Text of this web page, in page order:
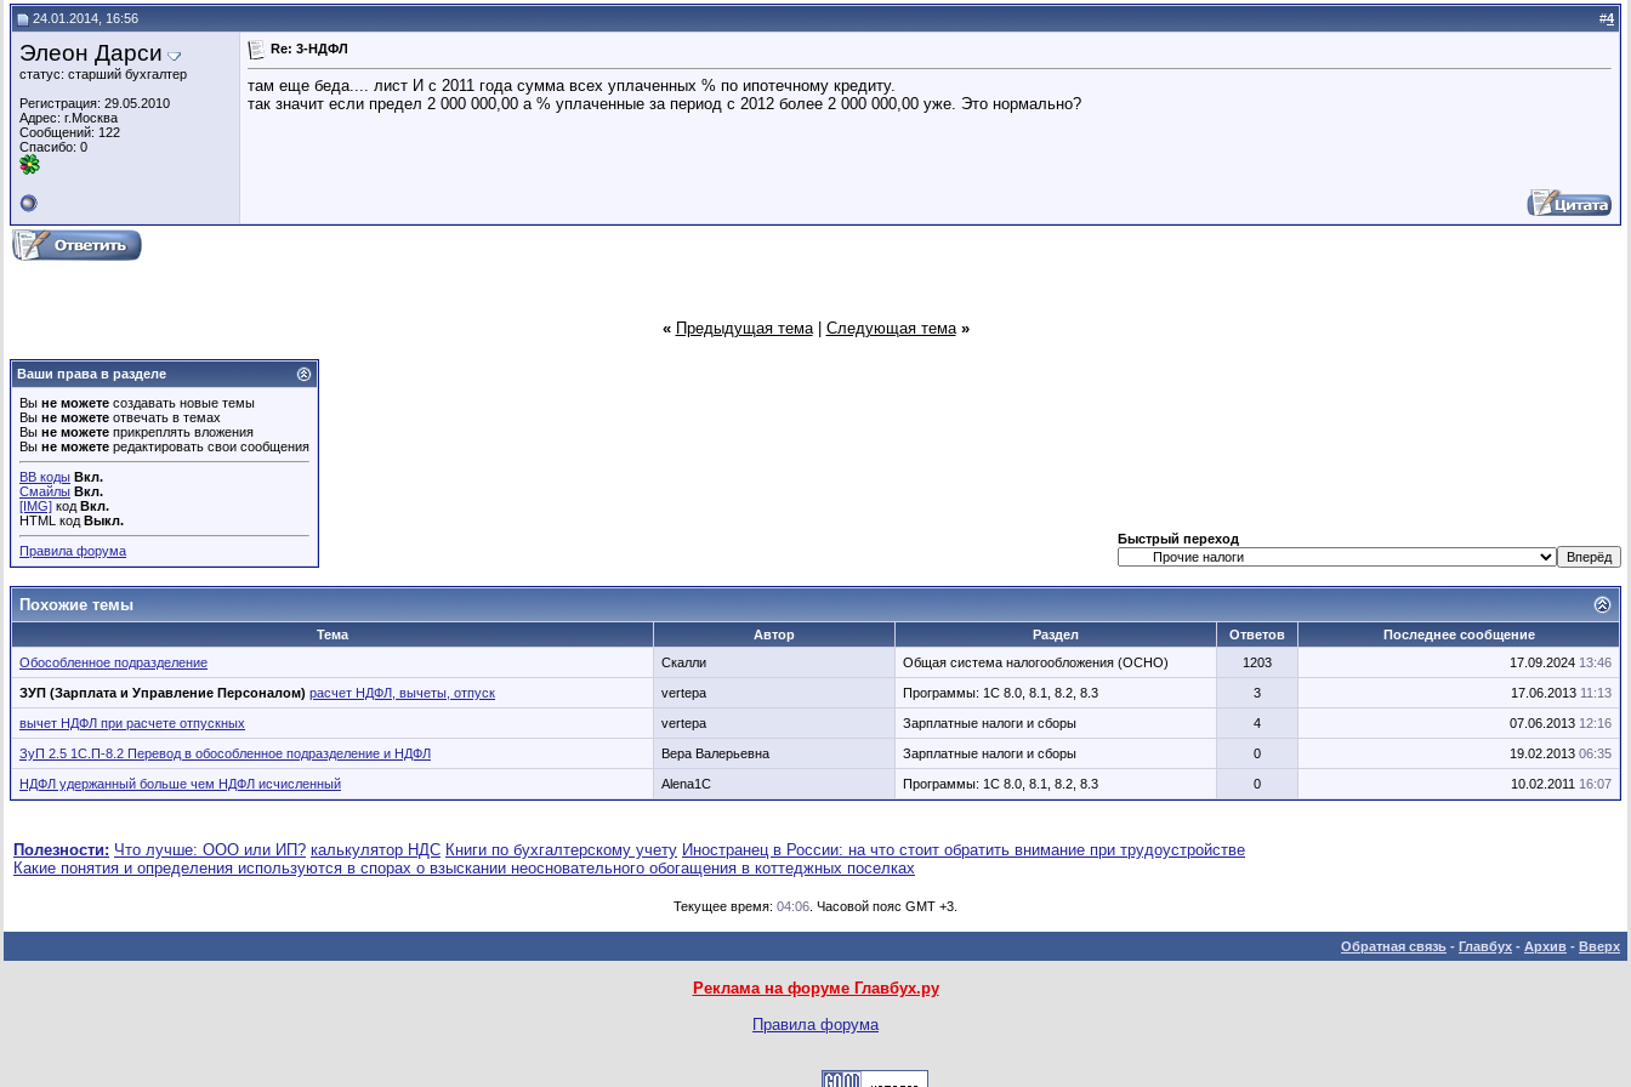
24.01.2014, 16:56 #4
Элеон Дарси
статус: старший бухгалтер
Регистрация: 29.05.2010
Адрес: г.Москва
Сообщений: 122
Спасибо: 0
Re: 3-НДФЛ
там еще беда.... лист И с 2011 года сумма всех уплаченных % по ипотечному кредиту.
так значит если предел 2 000 000,00 а % уплаченные за период с 2012 более 2 000 000,00 уже. Это нормально?
« Предыдущая тема| Следующая тема »
Ваши права в разделе
Вы не можете создавать новые темы
Вы не можете отвечать в темах
Вы не можете прикреплять вложения
Вы не можете редактировать свои сообщения
BB коды Вкл.
Смайлы Вкл.
[IMG] код Вкл.
HTML код Выкл.
Правила форума
Быстрый переход
Похожие темы
Тема Автор Раздел Ответов
Последнее сообщение
Обособленное подразделение
Скалли Общая система налогообложения (ОСНО) 1203 17.09.2024 13:46
ЗУП (Зарплата и Управление Персоналом) расчет НДФЛ, вычеты, отпуск vertepa Программы: 1C 8.0, 8.1, 8.2, 8.3 3 17.06.2013 11:13
вычет НДФЛ при расчете отпускных vertepa Зарплатные налоги и сборы 4 07.06.2013 12:16
ЗуП 2.5 1С.П-8.2 Перевод в обособленное подразделение и НДФЛ Вера Валерьевна Зарплатные налоги и сборы 0 19.02.2013 06:35
НДФЛ удержанный больше чем НДФЛ исчисленный Alena1C Программы: 1C 8.0, 8.1, 8.2, 8.3 0 10.02.2011 16:07
Полезности: Что лучше: ООО или ИП? калькулятор НДС Книги по бухгалтерскому учету Иностранец в России: на что стоит обратить внимание при трудоустройстве
Какие понятия и определения используются в спорах о взыскании неосновательного обогащения в коттеджных поселках
Текущее время: 04:06 . Часовой пояс GMT +3.
Обратная связь - Главбух - Архив - Вверх
Реклама на форуме Главбух.ру
Правила форума